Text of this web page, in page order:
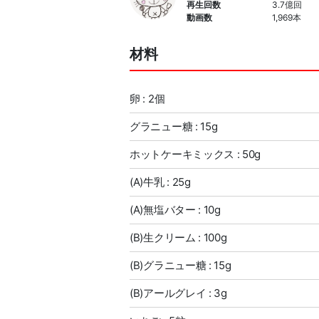
再生回数
3.7億回
動画数
1,969本
材料
卵 : 2個
グラニュー糖 : 15g
ホットケーキミックス : 50g
(A)牛乳 : 25g
(A)無塩バター : 10g
(B)生クリーム : 100g
(B)グラニュー糖 : 15g
(B)アールグレイ : 3g